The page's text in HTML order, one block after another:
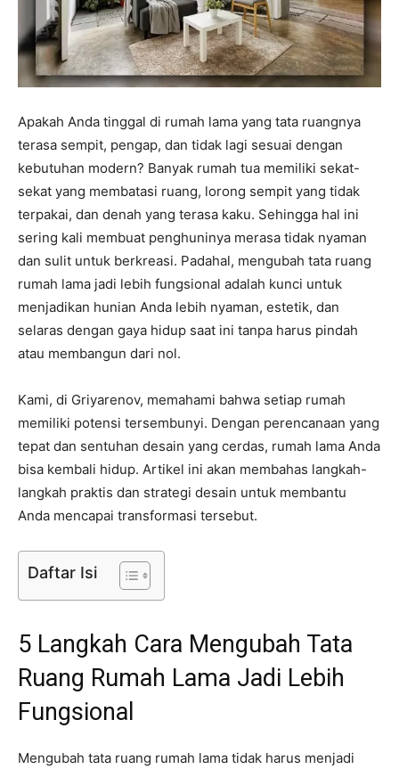
Apakah Anda tinggal di rumah lama yang tata ruangnya
terasa sempit, pengap, dan tidak lagi sesuai dengan
kebutuhan modern? Banyak rumah tua memiliki sekat-
sekat yang membatasi ruang, lorong sempit yang tidak
terpakai, dan denah yang terasa kaku. Sehingga hal ini
sering kali membuat penghuninya merasa tidak nyaman
dan sulit untuk berkreasi. Padahal, mengubah tata ruang
rumah lama jadi lebih fungsional adalah kunci untuk
menjadikan hunian Anda lebih nyaman, estetik, dan
selaras dengan gaya hidup saat ini tanpa harus pindah
atau membangun dari nol.
Kami, di Griyarenov, memahami bahwa setiap rumah
memiliki potensi tersembunyi. Dengan perencanaan yang
tepat dan sentuhan desain yang cerdas, rumah lama Anda
bisa kembali hidup. Artikel ini akan membahas langkah-
langkah praktis dan strategi desain untuk membantu
Anda mencapai transformasi tersebut.
Daftar Isi
5 Langkah Cara Mengubah Tata
Ruang Rumah Lama Jadi Lebih
Fungsional
Mengubah tata ruang rumah lama tidak harus menjadi